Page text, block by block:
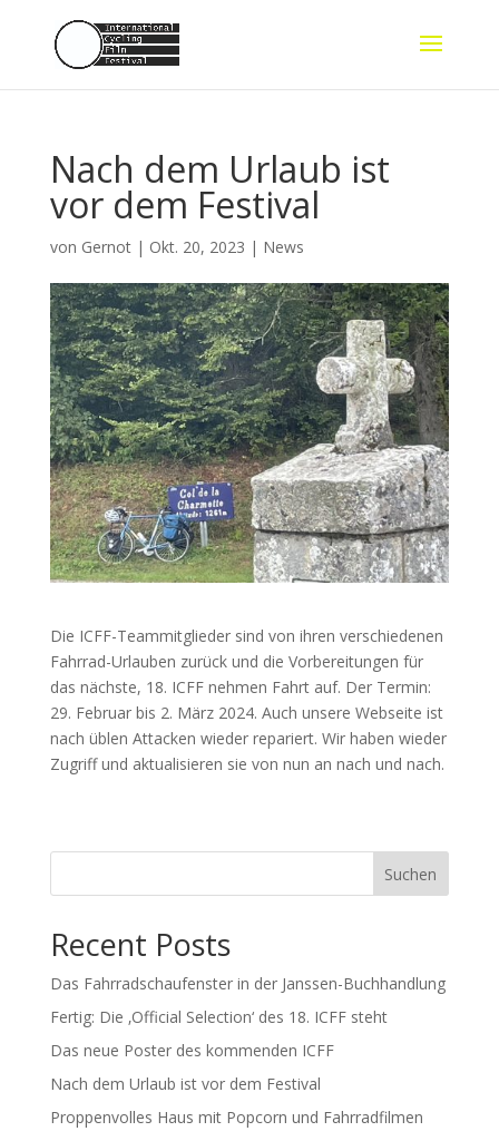
Nach dem Urlaub ist
vor dem Festival
von Gernot| Okt. 20, 2023 | News
Die ICFF-Teammitglieder sind von ihren verschiedenen
Fahrrad-Urlauben zurück und die Vorbereitungen für
das nächste, 18. ICFF nehmen Fahrt auf. Der Termin:
29. Februar bis 2. März 2024. Auch unsere Webseite ist
nach üblen Attacken wieder repariert. Wir haben wieder
Zugriff und aktualisieren sie von nun an nach und nach.
Suchen
Recent Posts
Das Fahrradschaufenster in der Janssen-Buchhandlung
Fertig: Die ‚Official Selection‘ des 18. ICFF steht
Das neue Poster des kommenden ICFF
Nach dem Urlaub ist vor dem Festival
Proppenvolles Haus mit Popcorn und Fahrradfilmen